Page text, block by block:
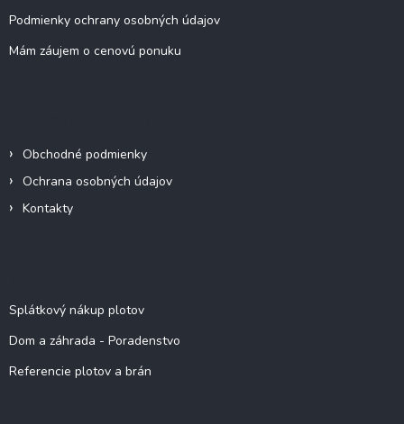
v
Podmienky ochrany osobných údajov
Mám záujem o cenovú ponuku
Obchodné podmienky
Ochrana osobných údajov
Kontakty
Splátkový nákup plotov
Dom a záhrada - Poradenstvo
Referencie plotov a brán